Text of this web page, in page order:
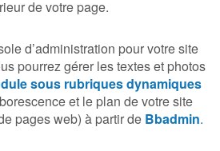
de votre page.
d’administration pour votre site
pourrez gérer les textes et photos
sous rubriques dynamiques
et le plan de votre site
pages web) à partir de Bbadmin.